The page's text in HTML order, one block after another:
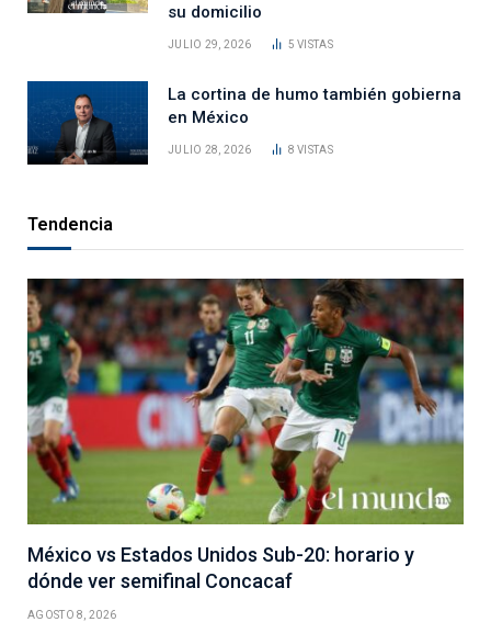
su domicilio
JULIO 29, 2026 5VISTAS
La cortina de humo también gobierna
en México
JULIO 28, 2026 8VISTAS
Tendencia
México vs Estados Unidos Sub-20: horario y
dónde ver semifinal Concacaf
AGOSTO 8, 2026